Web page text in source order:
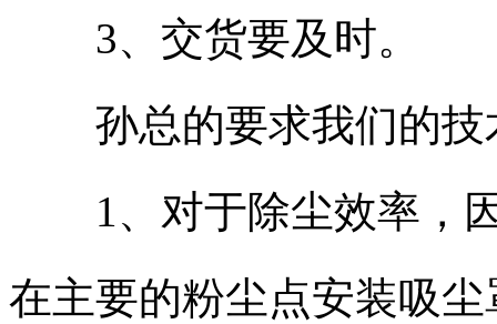
3、交货要及时。
孙总的要求我们的技
1、对于除尘效率，因
在主要的粉尘点安装吸